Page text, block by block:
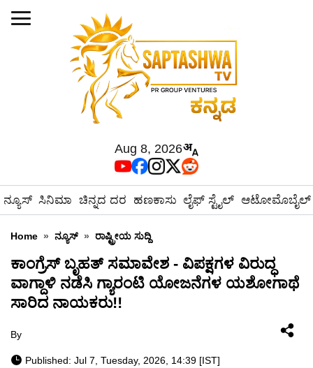
Aug 8, 2026
ನ್ಯೂಸ್ ಸಿನಿಮಾ ಚಿನ್ನದ ದರ ಹಣಕಾಸು ಲೈಫ್ ಸ್ಟೈಲ್ ಆಟೋಮೊಬೈಲ್
Home » ನ್ಯೂಸ್ » ರಾಷ್ಟ್ರೀಯ ಸುದ್ದಿ
ಕಾಂಗ್ರೆಸ್ ಬೃಹತ್ ಸಮಾವೇಶ - ವಿಪಕ್ಷಗಳ ವಿರುದ್ಧ
ವಾಗ್ದಾಳಿ ನಡೆಸಿ ಗ್ಯಾರಂಟಿ ಯೋಜನೆಗಳ ಯಶೋಗಾಥೆ
ಸಾರಿದ ನಾಯಕರು!!
By
Published: Jul 7, Tuesday, 2026, 14:39 [IST]